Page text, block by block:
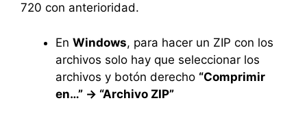
720 con anterioridad.
En Windows, para hacer un ZIP con los
archivos solo hay que seleccionar los
archivos y botón derecho “Comprimir
en…” -> “Archivo ZIP”